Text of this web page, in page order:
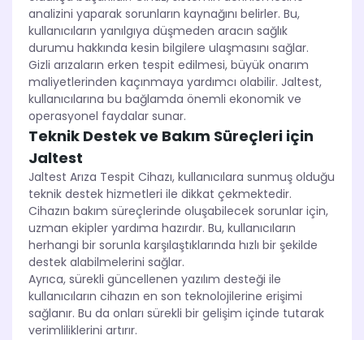
analizini yaparak sorunların kaynağını belirler. Bu,
kullanıcıların yanılgıya düşmeden aracın sağlık
durumu hakkında kesin bilgilere ulaşmasını sağlar.
Gizli arızaların erken tespit edilmesi, büyük onarım
maliyetlerinden kaçınmaya yardımcı olabilir. Jaltest,
kullanıcılarına bu bağlamda önemli ekonomik ve
operasyonel faydalar sunar.
Teknik Destek ve Bakım Süreçleri için
Jaltest
Jaltest Arıza Tespit Cihazı, kullanıcılara sunmuş olduğu
teknik destek hizmetleri ile dikkat çekmektedir.
Cihazın bakım süreçlerinde oluşabilecek sorunlar için,
uzman ekipler yardıma hazırdır. Bu, kullanıcıların
herhangi bir sorunla karşılaştıklarında hızlı bir şekilde
destek alabilmelerini sağlar.
Ayrıca, sürekli güncellenen yazılım desteği ile
kullanıcıların cihazın en son teknolojilerine erişimi
sağlanır. Bu da onları sürekli bir gelişim içinde tutarak
verimliliklerini artırır.